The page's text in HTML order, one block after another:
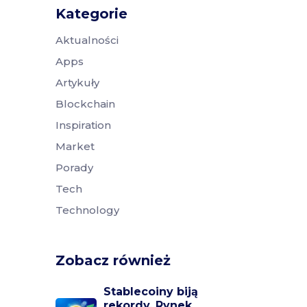
Kategorie
Aktualności
Apps
Artykuły
Blockchain
Inspiration
Market
Porady
Tech
Technology
Zobacz również
Stablecoiny biją